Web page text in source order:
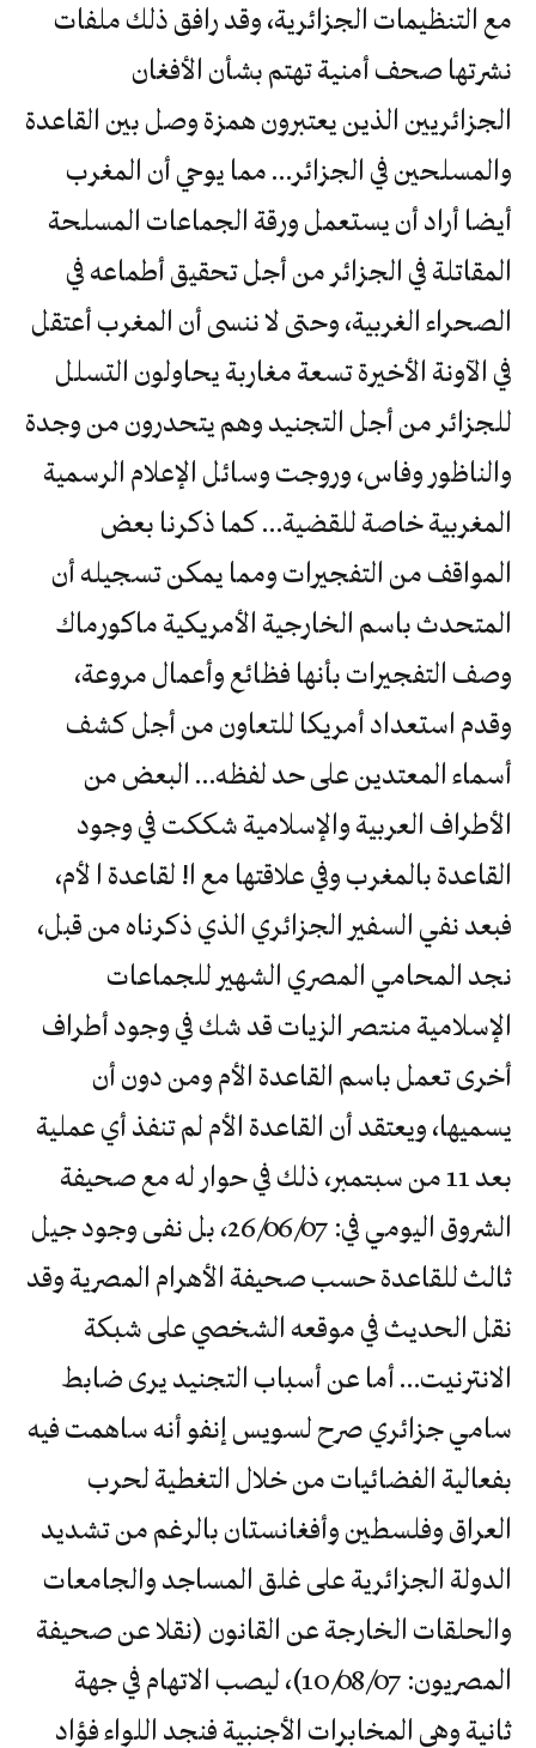
مع التنظيمات الجزائرية، وقد رافق ذلك ملفات
نشرتها صحف أمنية تهتم بشأن الأفغان
الجزائريين الذين يعتبرون همزة وصل بين القاعدة
والمسلحين في الجزائر… مما يوحي أن المغرب
أيضا أراد أن يستعمل ورقة الجماعات المسلحة
المقاتلة في الجزائر من أجل تحقيق أطماعه في
الصحراء الغربية، وحتى لا ننسى أن المغرب أعتقل
في الآونة الأخيرة تسعة مغاربة يحاولون التسلل
للجزائر من أجل التجنيد وهم يتحدرون من وجدة
والناظور وفاس، وروجت وسائل الإعلام الرسمية
المغربية خاصة للقضية… كما ذكرنا بعض
المواقف من التفجيرات ومما يمكن تسجيله أن
المتحدث باسم الخارجية الأمريكية ماكورماك
وصف التفجيرات بأنها فظائع وأعمال مروعة،
وقدم استعداد أمريكا للتعاون من أجل كشف
أسماء المعتدين على حد لفظه… البعض من
الأطراف العربية والإسلامية شككت في وجود
القاعدة بالمغرب وفي علاقتها مع ا! لقاعدة ا لأم،
فبعد نفي السفير الجزائري الذي ذكرناه من قبل،
نجد المحامي المصري الشهير للجماعات
الإسلامية منتصر الزيات قد شك في وجود أطراف
أخرى تعمل باسم القاعدة الأم ومن دون أن
يسميها، ويعتقد أن القاعدة الأم لم تنفذ أي عملية
بعد 11 من سبتمبر، ذلك في حوار له مع صحيفة
الشروق اليومي في: 26/06/07، بل نفى وجود جيل
ثالث للقاعدة حسب صحيفة الأهرام المصرية وقد
نقل الحديث في موقعه الشخصي على شبكة
الانترنيت… أما عن أسباب التجنيد يرى ضابط
سامي جزائري صرح لسويس إنفو أنه ساهمت فيه
بفعالية الفضائيات من خلال التغطية لحرب
العراق وفلسطين وأفغانستان بالرغم من تشديد
الدولة الجزائرية على غلق المساجد والجامعات
والحلقات الخارجة عن القانون (نقلا عن صحيفة
المصريون: 10/08/07)، ليصب الاتهام في جهة
ثانية وهي المخابرات الأجنبية فنجد اللواء فؤاد